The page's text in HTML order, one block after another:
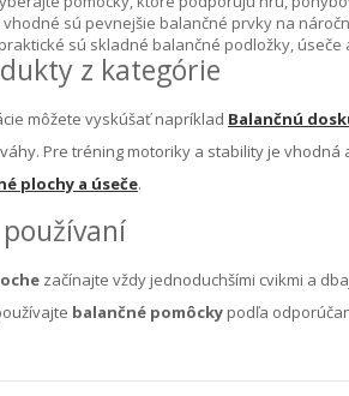
vhodné sú pevnejšie balančné prvky na
praktické sú skladné balančné podložky,
z kategórie
môžete vyskúšať napríklad Balančnú
Pre tréning motoriky a stability je vhodná
plochy a úseče.
začínajte vždy jednoduchšími cvikmi a
balančné pomôcky podľa